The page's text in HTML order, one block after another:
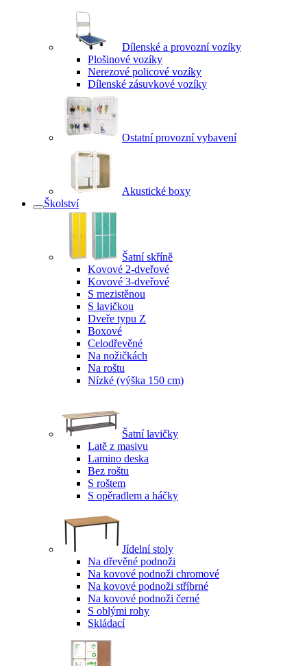
Dílenské a provozní vozíky
Plošinové vozíky
Nerezové policové vozíky
Dílenské zásuvkové vozíky
Ostatní provozní vybavení
Akustické boxy
Školství
Šatní skříně
Kovové 2-dveřové
Kovové 3-dveřové
S mezistěnou
S lavičkou
Dveře typu Z
Boxové
Celodřevěné
Na nožičkách
Na roštu
Nízké (výška 150 cm)
Šatní lavičky
Latě z masivu
Lamino deska
Bez roštu
S roštem
S opěradlem a háčky
Jídelní stoly
Na dřevěné podnoži
Na kovové podnoži chromové
Na kovové podnoži stříbrné
Na kovové podnoži černé
S oblými rohy
Skládací